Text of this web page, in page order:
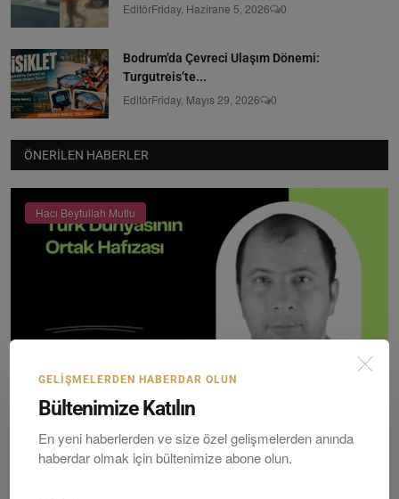
EditörFriday, Hazirane 5, 2026 0
Bodrum’da Çevreci Ulaşım Dönemi:
Turgutreis’te...
EditörFriday, Mayıs 29, 2026 0
ÖNERILEN HABERLER
Hacı Beytullah Mutlu
Türk Dünyasının Ortak Hafızası
Monday, Hazirane 1, 2026 0
GELIŞMELERDEN HABERDAR OLUN
Bültenimize Katılın
En yeni haberlerden ve size özel gelişmelerden anında
haberdar olmak için bültenimize abone olun.